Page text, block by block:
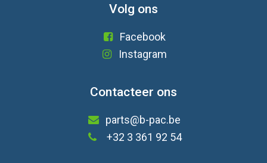
Volg ons
Facebook
Instagram
Contacteer ons
parts@b-pac.be
+32 3 361 92 54